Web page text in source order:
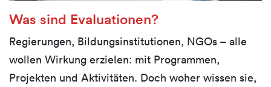
Was sind Evaluationen?
Regierungen, Bildungsinstitutionen, NGOs – alle
wollen Wirkung erzielen: mit Programmen,
Projekten und Aktivitäten. Doch woher wissen sie,